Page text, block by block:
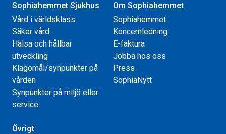
Sophiahemmet Sjukhus
Vård i världsklass
Säker vård
Hälsa och hållbar
utveckling
Klagomål/synpunkter på
vården
Synpunkter på miljö eller
service
Om Sophiahemmet
Sophiahemmet
Koncernledning
E-faktura
Jobba hos oss
Press
SophiaNytt
Övrigt